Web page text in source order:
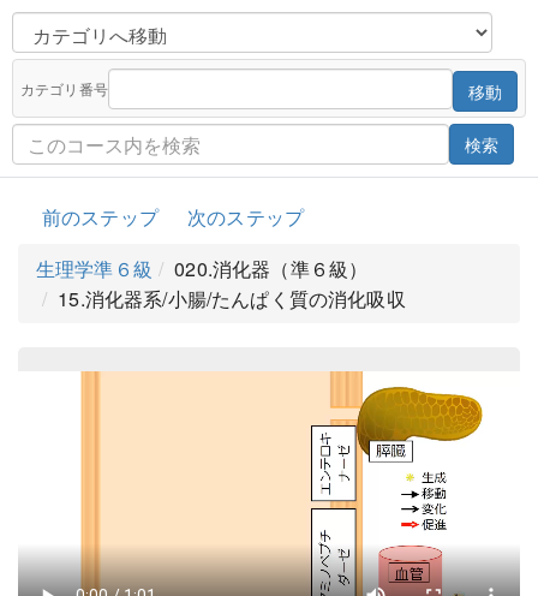
カテゴリ番号 移動
検索
前のステップ
次のステップ
生理学準６級
020.消化器（準６級）
15.消化器系/小腸/たんぱく質の消化吸収